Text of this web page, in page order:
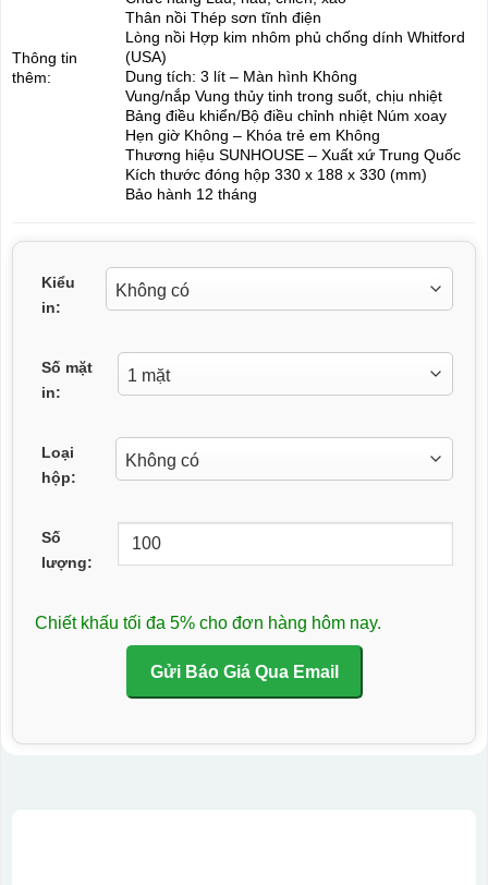
Thông tin
thêm:
Thân nồi Thép sơn tĩnh điện
Lòng nồi Hợp kim nhôm phủ chống dính Whitford
(USA)
Dung tích: 3 lít – Màn hình Không
Vung/nắp Vung thủy tinh trong suốt, chịu nhiệt
Bảng điều khiển/Bộ điều chỉnh nhiệt Núm xoay
Hẹn giờ Không – Khóa trẻ em Không
Thương hiệu SUNHOUSE – Xuất xứ Trung Quốc
Kích thước đóng hộp 330 x 188 x 330 (mm)
Bảo hành 12 tháng
Kiểu
in:
Số mặt
in:
Loại
hộp:
Số
lượng:
Chiết khấu tối đa 5% cho đơn hàng hôm nay.
Gửi Báo Giá Qua Email